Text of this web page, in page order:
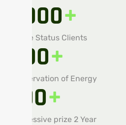
1,000+
Active Status Clients
800+
Conservation of Energy
700+
Successive prize 2 Year